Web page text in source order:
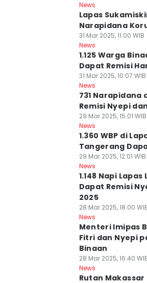
News
Lapas
Narapidana
31 Mar 2025, 11:00 WIB
News
1.125 Warga
Dapat Remisi
31 Mar 2025, 10:07 WIB
News
731 Narapidana
Remisi Nyepi
29 Mar 2025, 15:01 WIB
News
1.360 WBP di
Tangerang
29 Mar 2025, 12:01 WIB
News
1.148 Napi
Dapat Remisi
2025
28 Mar 2025, 18:00
News
Menteri Imipas
Fitri dan Nyepi
Binaan
28 Mar 2025, 16:40
News
Rutan Makassar